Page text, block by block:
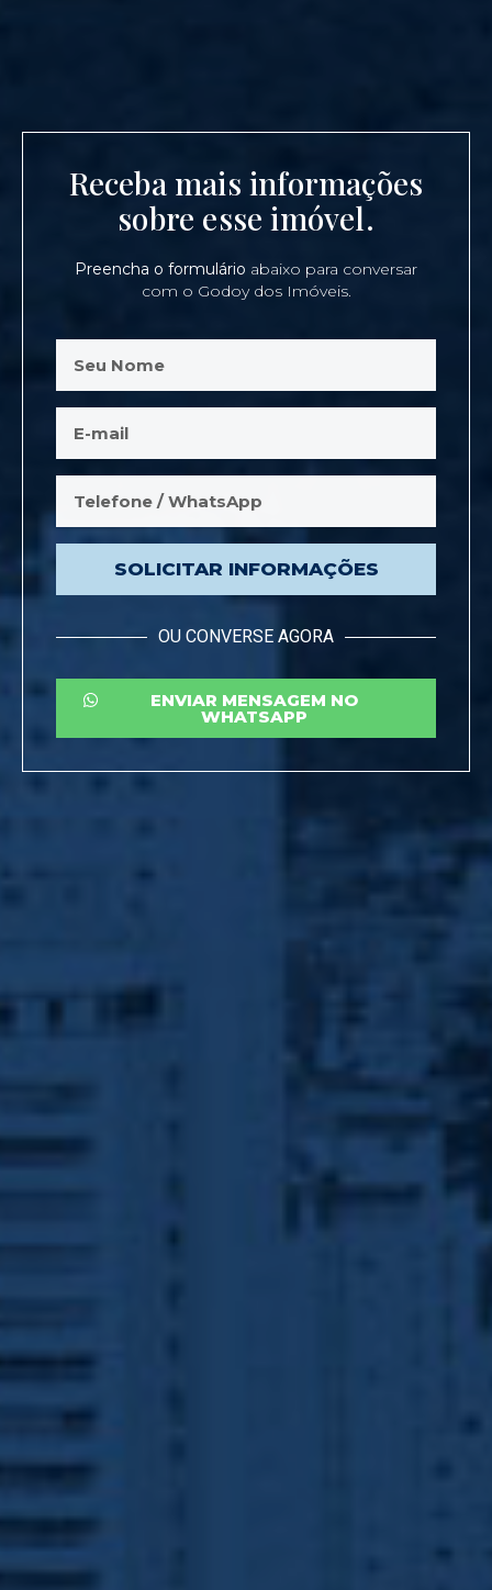
Receba mais informações
sobre esse imóvel.
Preencha o formulário abaixo para conversar
com o Godoy dos Imóveis.
SOLICITAR INFORMAÇÕES
OU CONVERSE AGORA
ENVIAR MENSAGEM NO
WHATSAPP